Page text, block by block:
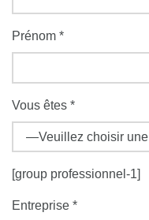
Prénom *
Vous êtes *
[group professionnel-1]
Entreprise *